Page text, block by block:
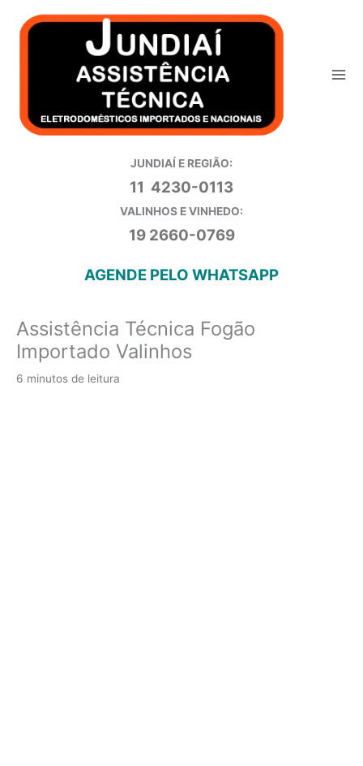
para
JUNDIAÍ E REGIÃO:
11 4230-0113
VALINHOS E VINHEDO:
19 2660-0769
AGENDE PELO WHATSAPP
Assistência Técnica Fogão
Importado Valinhos
6 minutos de leitura